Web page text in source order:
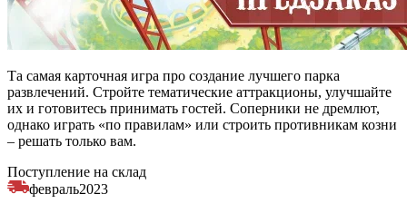
Та самая карточная игра про создание лучшего парка
развлечений. Стройте тематические аттракционы, улучшайте
их и готовитесь принимать гостей. Соперники не дремлют,
однако играть «по правилам» или строить противникам козни
– решать только вам.
Поступление на склад
февраль2023